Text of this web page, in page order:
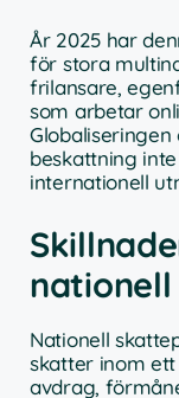
År 2025 har
för stora
frilansare,
som arbetar
beskattning
internationell
Nationell
skatter inom
avdrag,